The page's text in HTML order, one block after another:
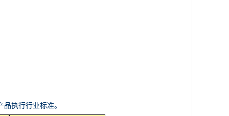
执行行业标准。